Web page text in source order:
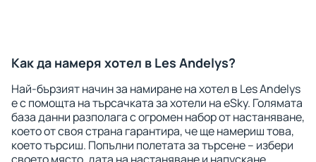
Как да намеря хотел в Les Andelys?
Най-бързият начин за намиране на хотел в Les Andelys
е с помощта на търсачката за хотели на eSky. Голямата
база данни разполага с огромен набор от настаняване,
което от своя страна гарантира, че ще намериш това,
което търсиш. Попълни полетата за търсене – избери